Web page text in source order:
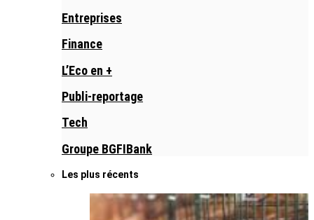
Entreprises
Finance
L’Eco en +
Publi-reportage
Tech
Groupe BGFIBank
Les plus récents